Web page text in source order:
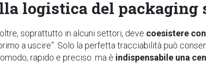
logistica del packaging
soprattutto in alcuni settori, deve coesistere
a uscire”. Solo la perfetta tracciabilità può
rapido e preciso: ma è indispensabile una